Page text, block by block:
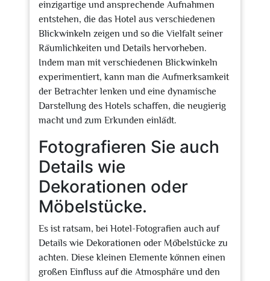
einzigartige und ansprechende Aufnahmen
entstehen, die das Hotel aus verschiedenen
Blickwinkeln zeigen und so die Vielfalt seiner
Räumlichkeiten und Details hervorheben.
Indem man mit verschiedenen Blickwinkeln
experimentiert, kann man die Aufmerksamkeit
der Betrachter lenken und eine dynamische
Darstellung des Hotels schaffen, die neugierig
macht und zum Erkunden einlädt.
Fotografieren Sie auch
Details wie
Dekorationen oder
Möbelstücke.
Es ist ratsam, bei Hotel-Fotografien auch auf
Details wie Dekorationen oder Möbelstücke zu
achten. Diese kleinen Elemente können einen
großen Einfluss auf die Atmosphäre und den